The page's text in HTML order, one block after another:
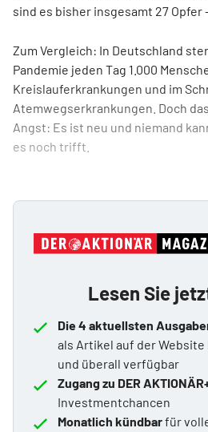
sind es bisher insgesamt 27 Opfer
Zum Vergleich: In Deutschland
Pandemie jeden Tag 1.000
Kreislauferkrankungen und im
Atemwegserkrankungen. Doch
Angst: Es ist neu und niemand
es noch trifft.
Lesen Sie
Die 4 aktuellsten
als Artikel auf der
und überall verfügbar
Zugang zu DER
Investmentchancen
Monatlich kündbarfür